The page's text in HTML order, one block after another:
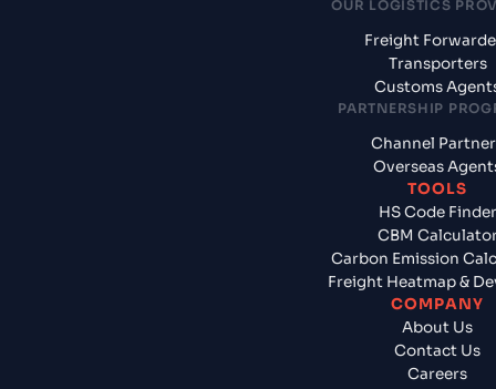
OUR LOGISTICS
Freight
Transporters
Customs
PARTNERSHIP
Channel
Overseas
TOOLS
HS Code Finder
CBM
Carbon Emission
Freight Heatmap &
COMPANY
About Us
Contact Us
Careers